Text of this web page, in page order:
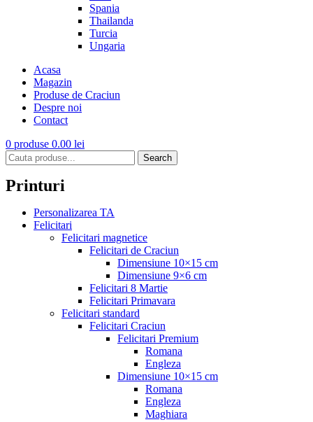
Spania
Thailanda
Turcia
Ungaria
Acasa
Magazin
Produse de Craciun
Despre noi
Contact
0 produse 0.00 lei
Search
Printuri
Personalizarea TA
Felicitari
Felicitari magnetice
Felicitari de Craciun
Dimensiune 10×15 cm
Dimensiune 9×6 cm
Felicitari 8 Martie
Felicitari Primavara
Felicitari standard
Felicitari Craciun
Felicitari Premium
Romana
Engleza
Dimensiune 10×15 cm
Romana
Engleza
Maghiara